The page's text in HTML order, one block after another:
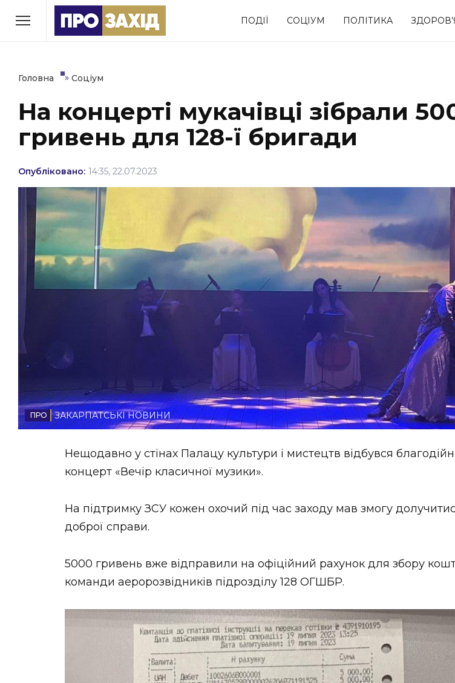
ПОДІЇ СОЦІУМ ПОЛІТИКА
РУБРИКИ
Економіка
Політика Соціум Спорт
Втрачений Ужгород
(відеоверсія)
ЗАКАРПАТСЬКІ НОВИНИ
НОВИНИ ЗАХІДНОЇ УКРАЇНИ
ФОТО
ВІДЕО
Головна » Соціум
На концерті мукачівці зібрали
гривень для 128-ї бригади
Опубліковано: 14:35, 22.07.2023
ЗАКАРПАТСЬКІ НОВИНИ
Нещодавно у стінах Палацу культури і мистецтв відбувся
концерт «Вечір класичної музики».
На підтримку ЗСУ кожен охочий під час заходу мав змогу
доброї справи.
5000 гривень вже відправили на офіційний рахунок для збору
команди аеророзвідників підрозділу 128 ОГШБР.